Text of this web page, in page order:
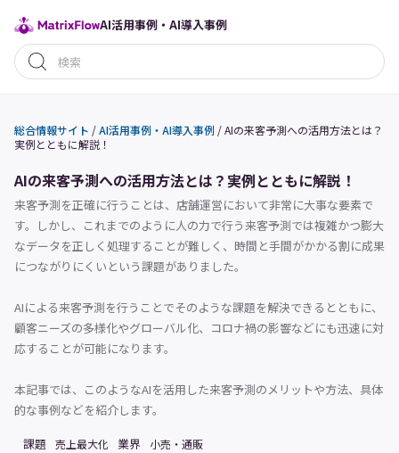
AI活用事例・AI導入事例
総合情報サイト /AI活用事例・AI導入事例 /AIの来客予測への活用方法とは？
実例とともに解説！
AIの来客予測への活用方法とは？実例とともに解説！
来客予測を正確に行うことは、店舗運営において非常に大事な要素で
す。しかし、これまでのように人の力で行う来客予測では複雑かつ膨大
なデータを正しく処理することが難しく、時間と手間がかかる割に成果
につながりにくいという課題がありました。
AIによる来客予測を行うことでそのような課題を解決できるとともに、
顧客ニーズの多様化やグローバル化、コロナ禍の影響などにも迅速に対
応することが可能になります。
本記事では、このようなAIを活用した来客予測のメリットや方法、具体
的な事例などを紹介します。
課題
売上最大化 業界 小売・通販